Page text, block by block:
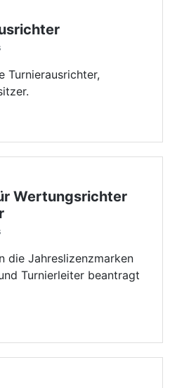
Turnierausrichter,
Wertungsrichter
die Jahreslizenzmarken
Turnierleiter beantragt